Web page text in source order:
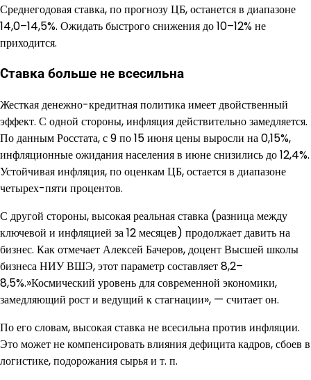
Среднегодовая ставка, по прогнозу ЦБ, останется в диапазоне
14,0–14,5%. Ожидать быстрого снижения до 10–12% не
приходится.
Ставка больше не всесильна
Жесткая денежно-кредитная политика имеет двойственный
эффект. С одной стороны, инфляция действительно замедляется.
По данным Росстата, с 9 по 15 июня цены выросли на 0,15%,
инфляционные ожидания населения в июне снизились до 12,4%.
Устойчивая инфляция, по оценкам ЦБ, остается в диапазоне
четырех-пяти процентов.
С другой стороны, высокая реальная ставка (разница между
ключевой и инфляцией за 12 месяцев) продолжает давить на
бизнес. Как отмечает Алексей Бачеров, доцент Высшей школы
бизнеса НИУ ВШЭ, этот параметр составляет 8,2–
8,5%.»Космический уровень для современной экономики,
замедляющий рост и ведущий к стагнации», — считает он.
По его словам, высокая ставка не всесильна против инфляции.
Это может не компенсировать влияния дефицита кадров, сбоев в
логистике, подорожания сырья и т. п.